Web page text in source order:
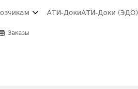
АТИ-ДокиАТИ-Доки (ЭДО)
Заказы